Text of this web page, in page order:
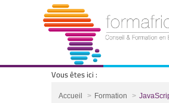
Vous êtes ici :
Vous êtes ici :
Accueil Formation